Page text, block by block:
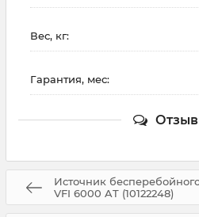
Вес, кг:
Гарантия, мес:
Источник
VFI 6000 AT (10122248)